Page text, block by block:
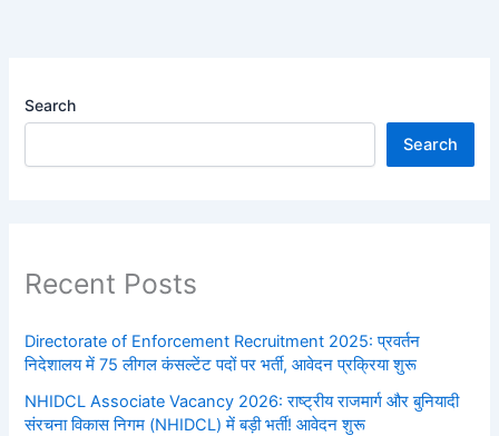
Search
Search
Recent Posts
Directorate of Enforcement Recruitment 2025: प्रवर्तन
निदेशालय में 75 लीगल कंसल्टेंट पदों पर भर्ती, आवेदन प्रक्रिया शुरू
NHIDCL Associate Vacancy 2026: राष्ट्रीय राजमार्ग और बुनियादी
संरचना विकास निगम (NHIDCL) में बड़ी भर्ती! आवेदन शुरू